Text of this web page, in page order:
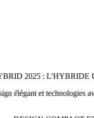
2025 : L'HYBRIDE
élégant et technologies